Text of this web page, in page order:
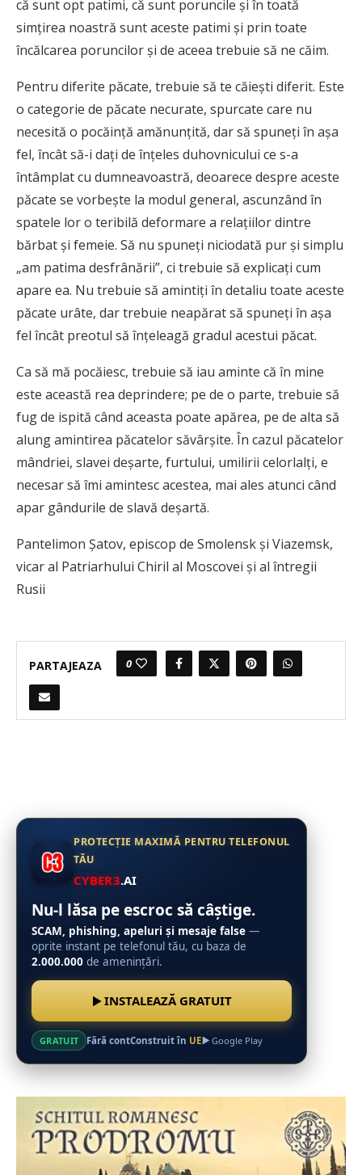
că sunt opt patimi, că sunt poruncile și în toată
simțirea noastră sunt aceste patimi și prin toate
încălcarea poruncilor și de aceea trebuie să ne căim.
Pentru diferite păcate, trebuie să te căiești diferit. Este
o categorie de păcate necurate, spurcate care nu
necesită o pocăință amănunțită, dar să spuneți în așa
fel, încât să-i dați de înțeles duhovnicului ce s-a
întâmplat cu dumneavoastră, deoarece despre aceste
păcate se vorbește la modul general, ascunzând în
spatele lor o teribilă deformare a relațiilor dintre
bărbat și femeie. Să nu spuneți niciodată pur și simplu
„am patima desfrânării”, ci trebuie să explicați cum
apare ea. Nu trebuie să amintiți în detaliu toate aceste
păcate urâte, dar trebuie neapărat să spuneți în așa
fel încât preotul să înțeleagă gradul acestui păcat.
Ca să mă pocăiesc, trebuie să iau aminte că în mine
este această rea deprindere; pe de o parte, trebuie să
fug de ispită când aceasta poate apărea, pe de alta să
alung amintirea păcatelor săvârșite. În cazul păcatelor
mândriei, slavei deșarte, furtului, umilirii celorlalți, e
necesar să îmi amintesc acestea, mai ales atunci când
apar gândurile de slavă deșartă.
Pantelimon Șatov, episcop de Smolensk și Viazemsk,
vicar al Patriarhului Chiril al Moscovei și al întregii
Rusii
PARTAJEAZA 0
PROTECȚIE MAXIMĂ PENTRU TELEFONUL
TĂU
CYBER3.AI
Nu-l lăsa pe escroc să câștige.
SCAM, phishing, apeluri și mesaje false —
oprite instant pe telefonul tău, cu baza de
2.000.000 de amenințări.
INSTALEAZĂ GRATUIT
GRATUIT Fără contConstruit în UE Google Play